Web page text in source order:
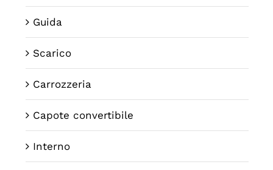
Guida
Scarico
Carrozzeria
Capote convertibile
Interno